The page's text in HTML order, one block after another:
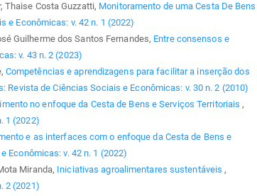
Thaise Costa Guzzatti, Monitoramento de uma Cesta De Bens
e Econômicas: v. 42 n. 1 (2022)
Guilherme dos Santos Fernandes, Entre consensos e
v. 43 n. 2 (2023)
Competências e aprendizagens para facilitar a inserção dos
Revista de Ciências Sociais e Econômicas: v. 30 n. 2 (2010)
no enfoque da Cesta de Bens e Serviços Territoriais,
1 (2022)
e as interfaces com o enfoque da Cesta de Bens e
Econômicas: v. 42 n. 1 (2022)
Miranda, Iniciativas agroalimentares sustentáveis,
2 (2021)